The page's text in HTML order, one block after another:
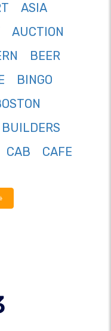
ASIA
AUCTION
BEER
BINGO
BUILDERS
CAB
CAFE